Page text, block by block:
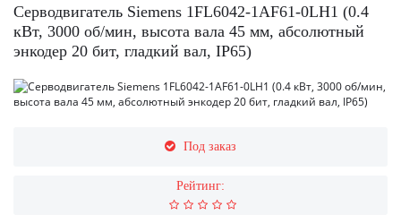
Серводвигатель Siemens 1FL6042-1AF61-0LH1 (0.4
кВт, 3000 об/мин, высота вала 45 мм, абсолютный
энкодер 20 бит, гладкий вал, IP65)
Под заказ
Рейтинг: